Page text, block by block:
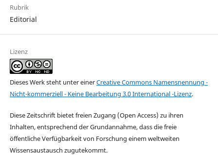
Rubrik
Editorial
Lizenz
Dieses Werk steht unter einerCreative Commons Namensnennung -
Nicht-kommerziell - Keine Bearbeitung 3.0 International -Lizenz.
Diese Zeitschrift bietet freien Zugang (Open Access) zu ihren
Inhalten, entsprechend der Grundannahme, dass die freie
öffentliche Verfügbarkeit von Forschung einem weltweiten
Wissensaustausch zugutekommt.